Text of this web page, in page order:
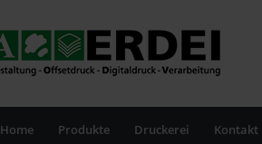
Home Produkte Druckerei Kontakt